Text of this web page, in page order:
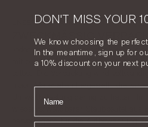
UNSERE VERPACKUNG
ZWECKMÄSSIG
Jedes Artknit-Kleidungsstück wird in
mit der gleichen Sorgfalt hergestellt
freien Materialien hergestellt, die wir
Umweltbelastung gering zu halten. Im
hervorragend für die Aufbewahrung
DON'T MISS YOUR
We know choosing the
In the meantime, sign up for
a 10% discount on your next
NOME